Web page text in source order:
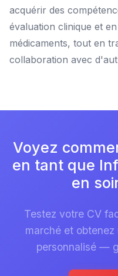
acquérir des
évaluation clinique et
médicaments, tout en
collaboration avec
Voyez
en tant que
en
Testez votre CV
marché et
personnalisé —